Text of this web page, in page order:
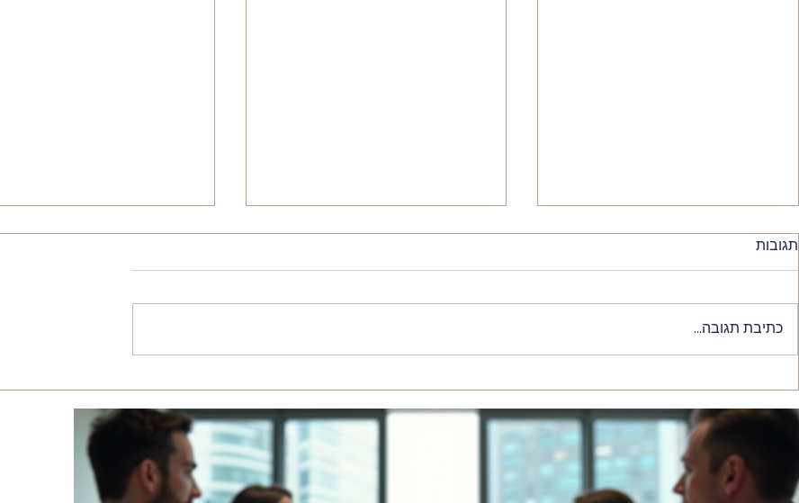
מישראל לקפריסין: אשרות
עבודה ומגורים בקפריסין
הצמיחה לחברות מאזורי הסחר
דאבי – הניסיון שלנו, ההגנה
שלכם! | עו"ד בדובאי | נדל"ן
בדובאי | פתיחת עסק בדובאי |
השקעות בדובאי
תגובות
כתיבת תגובה...